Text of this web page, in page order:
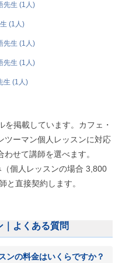
先生 (1人)
(1人)
先生 (1人)
先生 (1人)
生 (1人)
掲載しています。カフェ・
ツーマン個人レッスンに対応
せて講師を選べます。
個人レッスンの場合 3,800
と直接契約します。
よくある質問
ンの料金はいくらですか？